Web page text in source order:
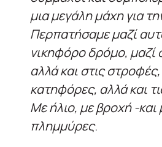
μια μεγάλη μάχη για
Περπατήσαμε μαζί
νικηφόρο δρόμο, μαζί
αλλά και στις στροφές,
κατηφόρες, αλλά και
Με ήλιο, με βροχή -και
πλημμύρες.